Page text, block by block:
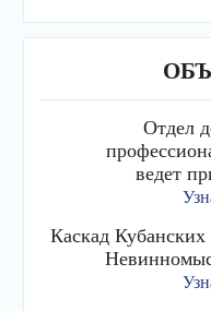
Отдел
ведет
Каскад